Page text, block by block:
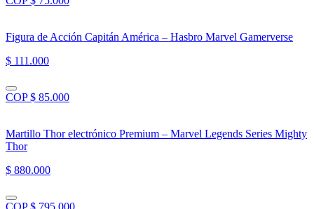
Figura de Acción Capitán América – Hasbro Marvel Gamerverse
$ 111.000
COP $ 85.000
Martillo Thor electrónico Premium – Marvel Legends Series Mighty
Thor
$ 880.000
COP $ 795.000